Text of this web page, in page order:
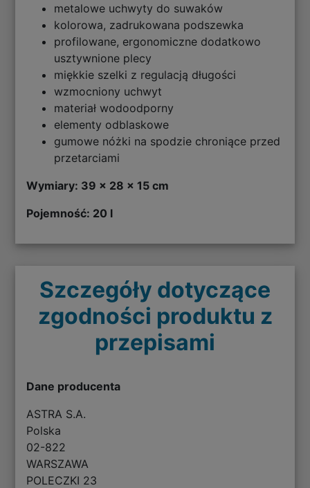
metalowe uchwyty do suwaków
kolorowa, zadrukowana podszewka
profilowane, ergonomiczne dodatkowo
usztywnione plecy
miękkie szelki z regulacją długości
wzmocniony uchwyt
materiał wodoodporny
elementy odblaskowe
gumowe nóżki na spodzie chroniące przed
przetarciami
Wymiary: 39 x 28 x 15 cm
Pojemność: 20 l
Szczegóły dotyczące
zgodności produktu z
przepisami
Dane producenta
ASTRA S.A.
Polska
02-822
WARSZAWA
POLECZKI 23